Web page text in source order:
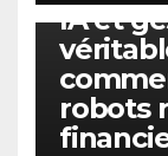
IA et
robots